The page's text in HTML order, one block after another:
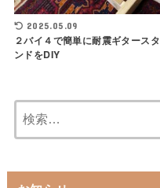
2025.05.09
２バイ４で簡単に耐震ギタースタ
ンドをDIY